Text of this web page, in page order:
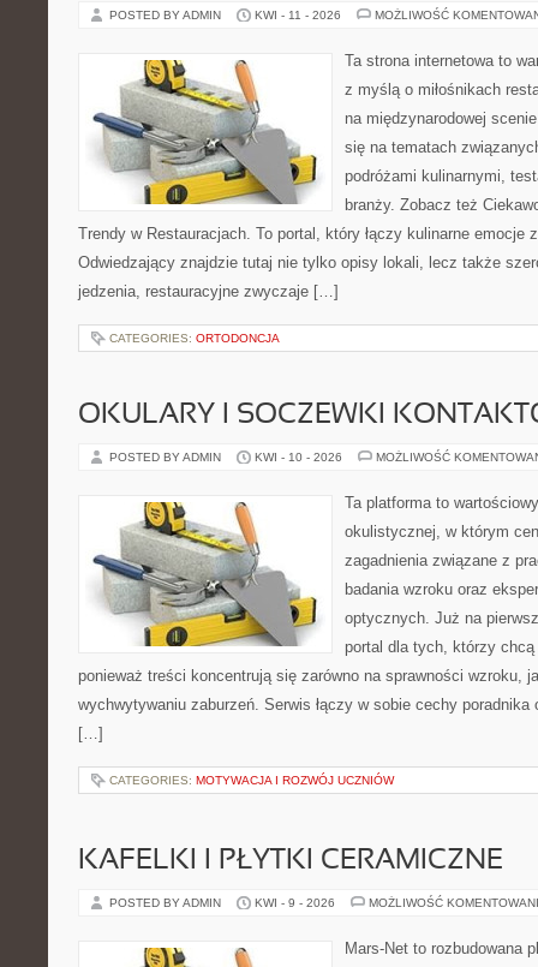
POSTED BY ADMIN KWI - 11 - 2026 MOŻLIWOŚĆ
Ta strona internetowa to
z myślą o miłośnikach
na międzynarodowej
się na tematach
podróżami kulinarnymi,
branży. Zobacz też
Trendy w Restauracjach. To portal, który łączy kulinarne emocje
Odwiedzający znajdzie tutaj nie tylko opisy lokali, lecz także
jedzenia, restauracyjne zwyczaje […]
CATEGORIES: ORTODONCJA
OKULARY I SOCZEWKI
POSTED BY ADMIN KWI - 10 - 2026 MOŻLIWOŚĆ
Ta platforma to
okulistycznej, w którym
zagadnienia związane z
badania wzroku oraz
optycznych. Już na
portal dla tych, którzy
ponieważ treści koncentrują się zarówno na sprawności wzroku,
wychwytywaniu zaburzeń. Serwis łączy w sobie cechy poradnika
[…]
CATEGORIES: MOTYWACJA I ROZWÓJ UCZNIÓW
KAFELKI I PŁYTKI CERAMICZNE
POSTED BY ADMIN KWI - 9 - 2026 MOŻLIWOŚĆ
Mars-Net to rozbudowana